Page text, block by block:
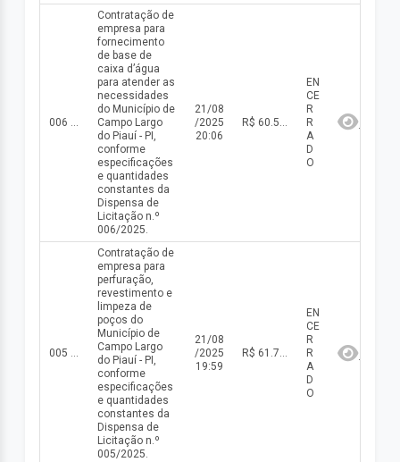
006 DISP/2025
Contratação de
empresa para
fornecimento
de base de
caixa d’água
para atender as
necessidades
do Município de
Campo Largo
do Piauí - PI,
conforme
especificações
e quantidades
constantes da
Dispensa de
Licitação n.º
006/2025.
21/08
/2025
20:06
R$ 60.500,00(valor inicial) R$ 60.500,00(valor atualizado)
EN
CE
R
R
A
D
O
005 DISP/2025
Contratação de
empresa para
perfuração,
revestimento e
limpeza de
poços do
Município de
Campo Largo
do Piauí - PI,
conforme
especificações
e quantidades
constantes da
Dispensa de
Licitação n.º
005/2025.
21/08
/2025
19:59
R$ 61.700,00(valor inicial) R$ 61.700,00(valor atualizado)
EN
CE
R
R
A
D
O